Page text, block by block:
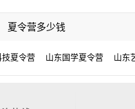
夏令营多少钱
技夏令营 山东国学夏令营 山东